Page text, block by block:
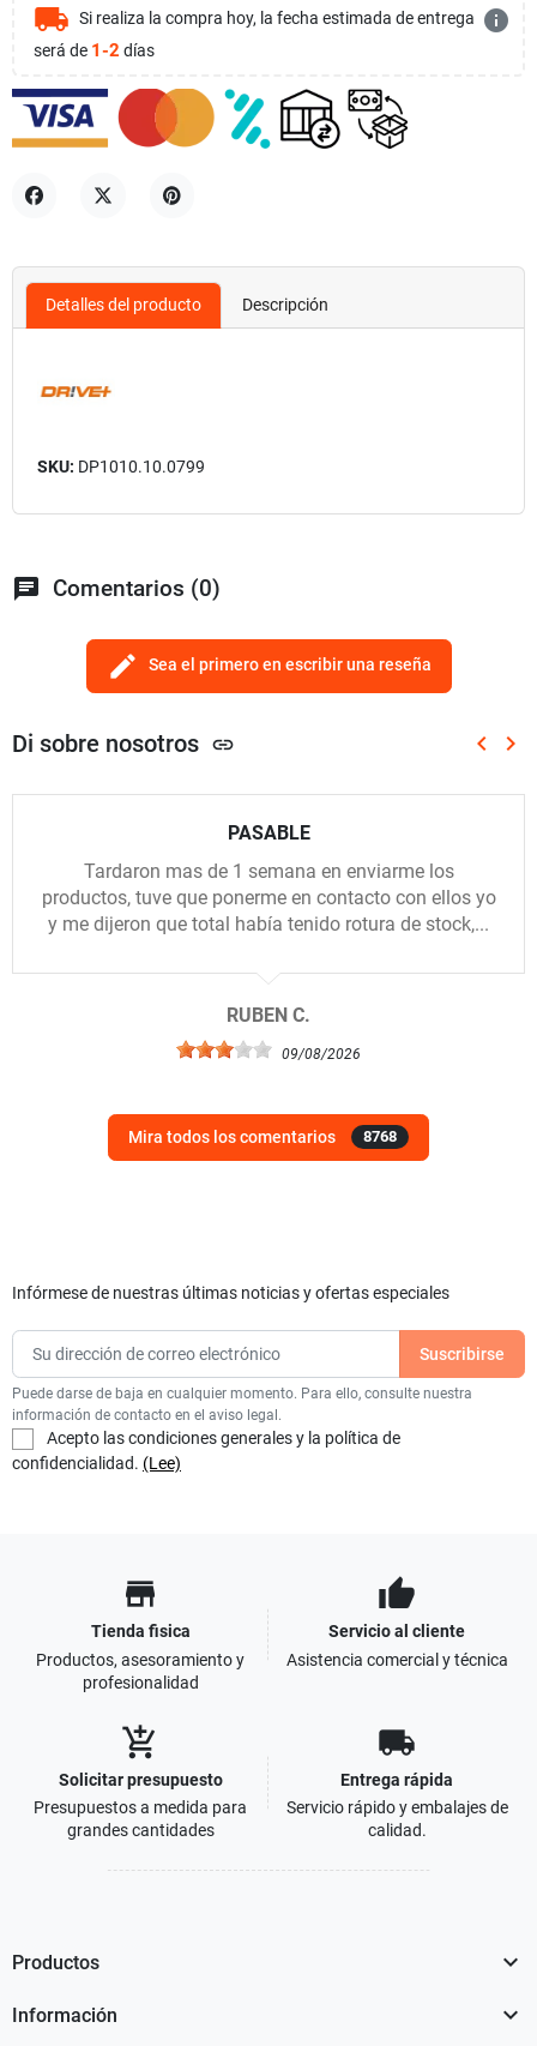
local_shipping Si realiza la compra hoy, la fecha estimada de entrega
será de 1-2 días
info
Detalles del producto Descripción
SKU: DP1010.10.0799
chat Comentarios (0)
edit Sea el primero en escribir una reseña
Di sobre nosotros link keyboard_arrow_left keyboard_arrow_right
PASABLE
Tardaron mas de 1 semana en enviarme los
productos, tuve que ponerme en contacto con ellos yo
y me dijeron que total había tenido rotura de stock,...
RUBEN C.
09/08/2026
Mira todos los comentarios 8768
Infórmese de nuestras últimas noticias y ofertas especiales
Puede darse de baja en cualquier momento. Para ello, consulte nuestra
información de contacto en el aviso legal.
Acepto las condiciones generales y la política de
confidencialidad. (Lee)
store
Tienda fisica
Productos, asesoramiento y
profesionalidad
thumb_up
Servicio al cliente
Asistencia comercial y técnica
add_shopping_cart
Solicitar presupuesto
Presupuestos a medida para
grandes cantidades
local_shipping
Entrega rápida
Servicio rápido y embalajes de
calidad.
Productos 
Información 